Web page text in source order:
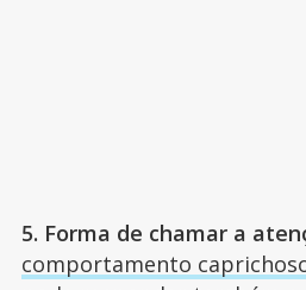
5. Forma de chamar a
comportamento